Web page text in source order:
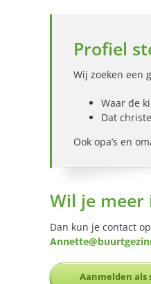
Profiel
Wij zoeken een
Waar de
Dat
Ook opa’s en
Wil je
Dan kun je contact
Aanmelden als